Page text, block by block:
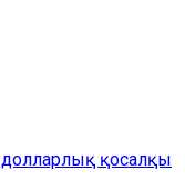
қосалқы